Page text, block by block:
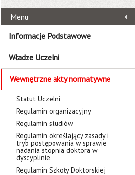
Menu
Informacje Podstawowe
Władze Uczelni
Wewnętrzne akty normatywne
Statut Uczelni
Regulamin organizacyjny
Regulamin studiów
Regulamin określający zasady i
tryb postępowania w sprawie
nadania stopnia doktora w
dyscyplinie
Regulamin Szkoły Doktorskiej